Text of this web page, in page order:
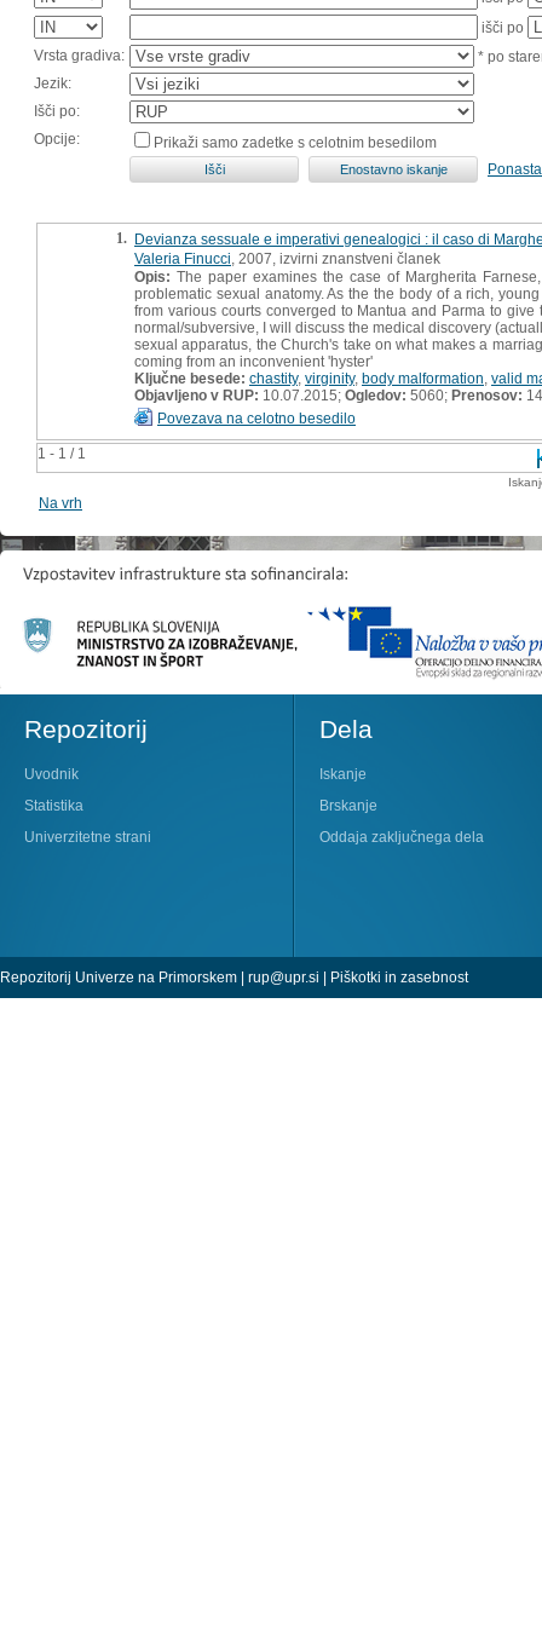
išči po
Vrsta gradiva:
* po
Jezik:
Išči po:
Opcije:
Prikaži samo zadetke s celotnim besedilom
1 - 1 / 1
1. Devianza sessuale e imperativi genealogici : il caso di
Valeria Finucci , 2007, izvirni znanstveni članek
Opis: The paper examines the case of Margherita
problematic sexual anatomy. As the the body of a rich,
from various courts converged to Mantua and Parma to
normal/subversive, I will discuss the medical discovery
sexual apparatus, the Church's take on what makes a
coming from an inconvenient 'hyster'
Ključne besede: chastity, virginity, body malformation valid
Objavljeno v RUP: 10.07.2015; Ogledov: 5060; Prenosov: 14
Povezava na celotno besedilo
Na vrh
Repozitorij
Uvodnik
Statistika
Univerzitetne strani
Dela
Iskanje
Brskanje
Oddaja zaključnega dela
Repozitorij Univerze na Primorskem | rup@upr.si | Piškotki in zasebnost